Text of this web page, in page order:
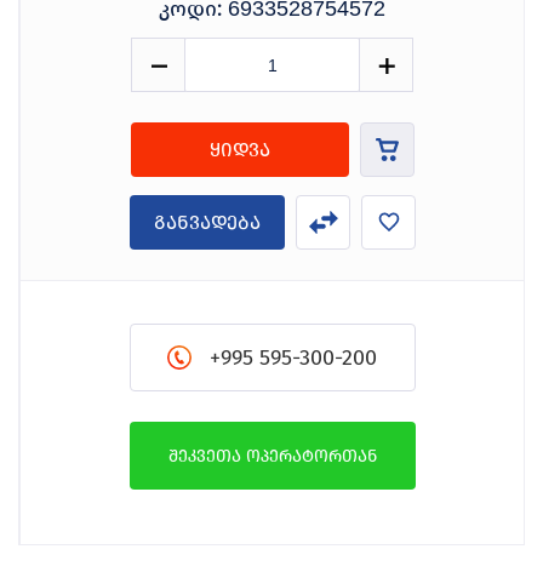
კოდი: 6933528754572
ყიდვა
განვადება
+995 595-300-200
შეკვეთა ოპერატორთან